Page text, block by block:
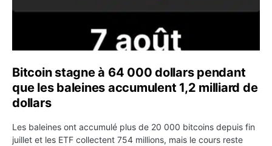
Bitcoin stagne à 64 000 dollars pendant
que les baleines accumulent 1,2 milliard de
dollars
Les baleines ont accumulé plus de 20 000 bitcoins depuis fin
juillet et les ETF collectent 754 millions, mais le cours reste